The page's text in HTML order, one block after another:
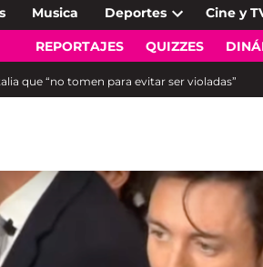
Musica Deportes
Open
dropdown
Cine y
REPORTAJES QUIZZES
que “no tomen para evitar ser violadas”